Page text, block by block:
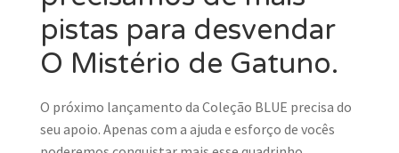
pistas para desvendar
O Mistério de Gatuno.
O próximo lançamento da Coleção BLUE precisa do
seu apoio. Apenas com a ajuda e esforço de vocês